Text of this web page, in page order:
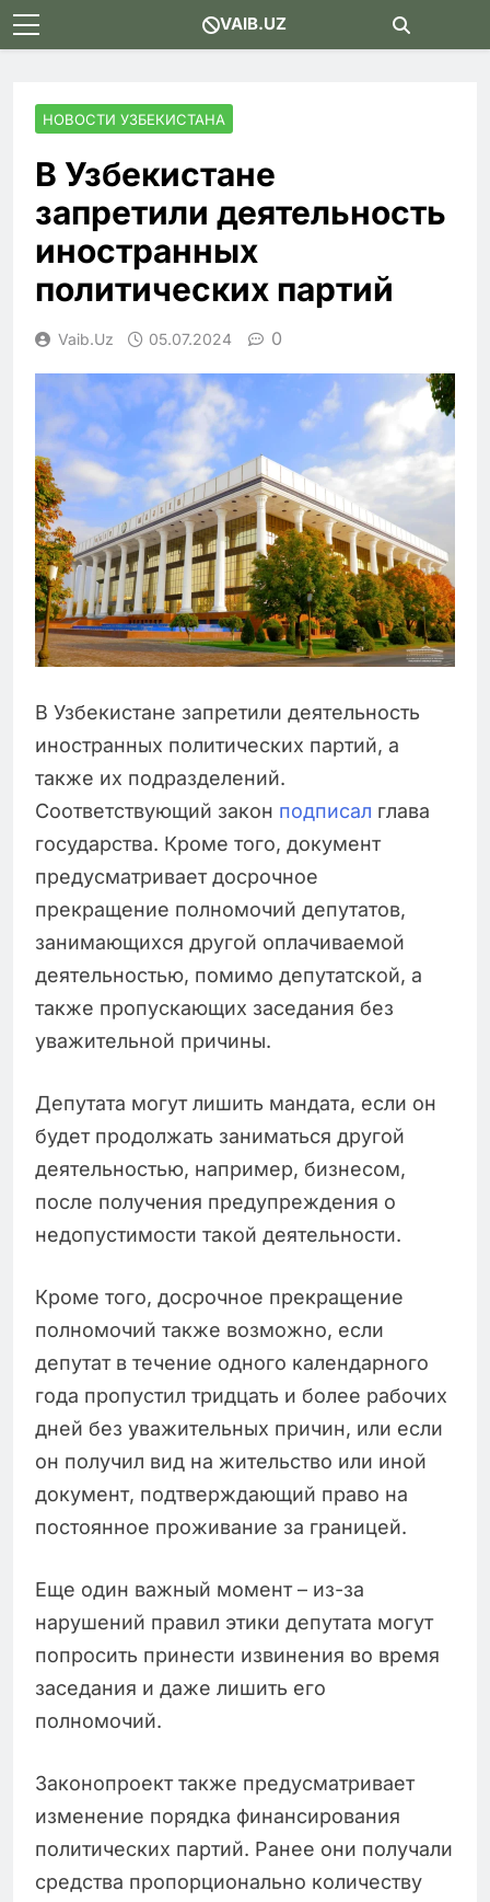
Skip
to
VAIB.UZ
НОВОСТИ УЗБЕКИСТАНА
В Узбекистане
запретили деятельность
иностранных
политических партий
Vaib.uz 05.07.2024 0
В Узбекистане запретили деятельность
иностранных политических партий, а
также их подразделений.
Соответствующий закон подписал глава
государства. Кроме того, документ
предусматривает досрочное
прекращение полномочий депутатов,
занимающихся другой оплачиваемой
деятельностью, помимо депутатской, а
также пропускающих заседания без
уважительной причины.
Депутата могут лишить мандата, если он
будет продолжать заниматься другой
деятельностью, например, бизнесом,
после получения предупреждения о
недопустимости такой деятельности.
Кроме того, досрочное прекращение
полномочий также возможно, если
депутат в течение одного календарного
года пропустил тридцать и более рабочих
дней без уважительных причин, или если
он получил вид на жительство или иной
документ, подтверждающий право на
постоянное проживание за границей.
Еще один важный момент – из-за
нарушений правил этики депутата могут
попросить принести извинения во время
заседания и даже лишить его
полномочий.
Законопроект также предусматривает
изменение порядка финансирования
политических партий. Ранее они получали
средства пропорционально количеству